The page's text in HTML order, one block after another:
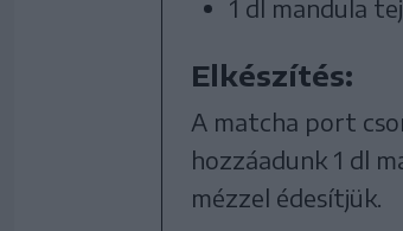
1 dl mandula tej
Elkészítés:
A matcha port
hozzáadunk 1 dl
mézzel édesítjük.